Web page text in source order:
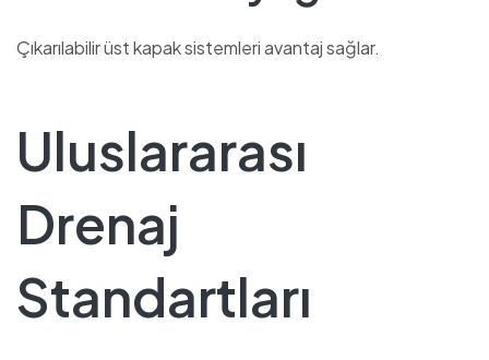
Çıkarılabilir üst kapak sistemleri avantaj sağlar.
Uluslararası
Drenaj
Standartları